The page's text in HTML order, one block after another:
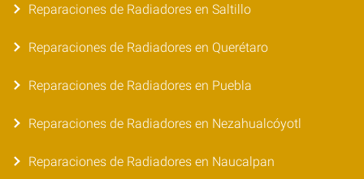
Reparaciones de Radiadores en Saltillo
Reparaciones de Radiadores en Querétaro
Reparaciones de Radiadores en Puebla
Reparaciones de Radiadores en Nezahualcóyotl
Reparaciones de Radiadores en Naucalpan